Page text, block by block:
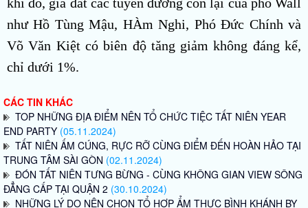
như Hồ Tùng Mậu, HÀm Nghi, Phó Đức Chính và
Võ Văn Kiệt có biên độ tăng giảm không đáng kể,
chỉ dưới 1%.
CÁC TIN KHÁC
TOP NHỮNG ĐỊA ĐIỂM NÊN TỔ CHỨC TIỆC TẤT NIÊN YEAR
END PARTY (05.11.2024)
TẤT NIÊN ẤM CÚNG, RỰC RỠ CÙNG ĐIỂM ĐẾN HOÀN HẢO TẠI
TRUNG TÂM SÀI GÒN (02.11.2024)
ĐÓN TẤT NIÊN TƯNG BỪNG - CÙNG KHÔNG GIAN VIEW SÔNG
ĐẲNG CẤP TẠI QUẬN 2 (30.10.2024)
NHỮNG LÝ DO NÊN CHỌN TỔ HỢP ẨM THỰC BÌNH KHÁNH BY